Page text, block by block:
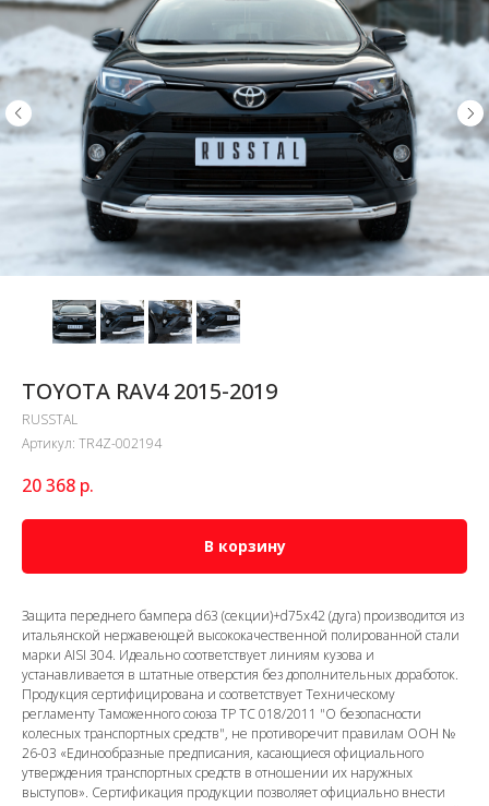
TOYOTA RAV4 2015-2019
RUSSTAL
Артикул: TR4Z-002194
20 368 р.
В корзину
Защита переднего бампера d63 (секции)+d75х42 (дуга) производится из
итальянской нержавеющей высококачественной полированной стали
марки AISI 304. Идеально соответствует линиям кузова и
устанавливается в штатные отверстия без дополнительных доработок.
Продукция сертифицирована и соответствует Техническому
регламенту Таможенного союза ТР ТС 018/2011 "О безопасности
колесных транспортных средств", не противоречит правилам ООН №
26-03 «Единообразные предписания, касающиеся официального
утверждения транспортных средств в отношении их наружных
выступов». Сертификация продукции позволяет официально внести